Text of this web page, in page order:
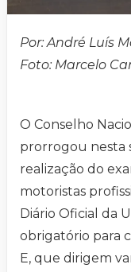
Por: André Luís
Foto: Marcelo
O Conselho
prorrogou nesta
realização do
motoristas
Diário Oficial da
obrigatório para
E, que dirigem